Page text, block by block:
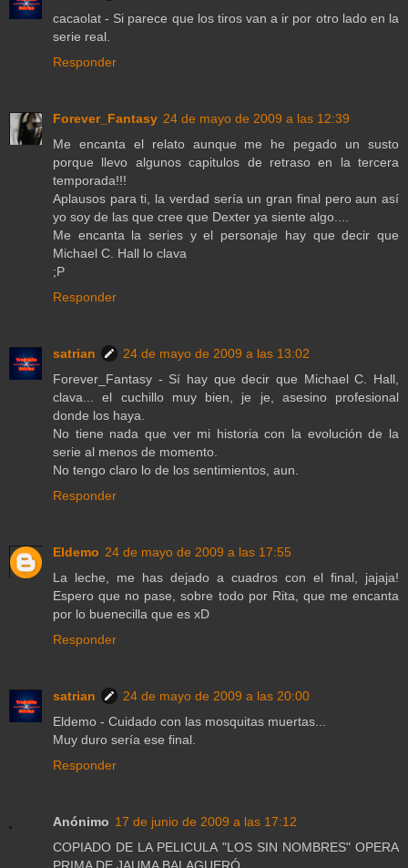
cacaolat - Si parece que los tiros van a ir por otro lado en la
serie real.
Responder
Forever_Fantasy 24 de mayo de 2009 a las 12:39
Me encanta el relato aunque me he pegado un susto
porque llevo algunos capitulos de retraso en la tercera
temporada!!!
Aplausos para ti, la verdad sería un gran final pero aun así
yo soy de las que cree que Dexter ya siente algo....
Me encanta la series y el personaje hay que decir que
Michael C. Hall lo clava
;P
Responder
satrian
24 de mayo de 2009 a las 13:02
Forever_Fantasy - Sí hay que decir que Michael C. Hall,
clava... el cuchillo muy bien, je je, asesino profesional
donde los haya.
No tiene nada que ver mi historia con la evolución de la
serie al menos de momento.
No tengo claro lo de los sentimientos, aun.
Responder
Eldemo 24 de mayo de 2009 a las 17:55
La leche, me has dejado a cuadros con el final, jajaja!
Espero que no pase, sobre todo por Rita, que me encanta
por lo buenecilla que es xD
Responder
satrian
24 de mayo de 2009 a las 20:00
Eldemo - Cuidado con las mosquitas muertas...
Muy duro sería ese final.
Responder
Anónimo 17 de junio de 2009 a las 17:12
COPIADO DE LA PELICULA "LOS SIN NOMBRES" OPERA